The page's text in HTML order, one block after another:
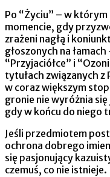
Po “Życiu” – w
momencie, gdy
zrażeni nagłą i
głoszonych na
“Przyjaciółce” i
tytułach związanych z
w coraz większym
gronie nie wyróżnia
gdy w końcu do niego
Jeśli przedmiotem
ochrona dobrego
się pasjonujący
czemuś, co nie istnieje.